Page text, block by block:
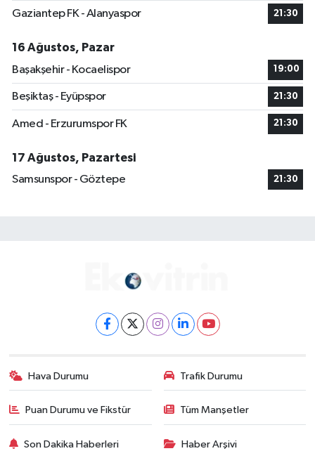
Gaziantep FK - Alanyaspor 21:30
16 Ağustos, Pazar
Başakşehir - Kocaelispor
19:00
Beşiktaş - Eyüpspor 21:30
Amed - Erzurumspor FK 21:30
17 Ağustos, Pazartesi
Samsunspor - Göztepe
21:30
Hava Durumu Trafik Durumu
Puan Durumu ve Fikstür Tüm Manşetler
Son Dakika Haberleri Haber Arşivi